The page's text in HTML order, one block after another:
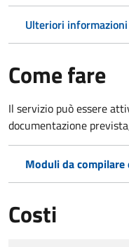
Ulteriori informazioni
Come fare
Il servizio può essere
documentazione
Moduli da
Costi